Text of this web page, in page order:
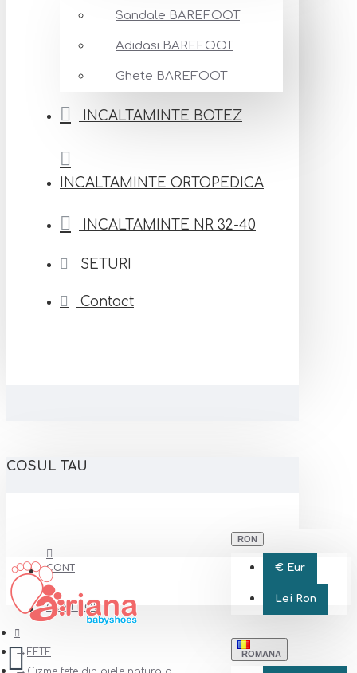
Sandale BAREFOOT
Adidasi BAREFOOT
Ghete BAREFOOT
INCALTAMINTE BOTEZ
INCALTAMINTE ORTOPEDICA
INCALTAMINTE NR 32-40
SETURI
Contact
COSUL TAU
CONT
CONT NOU
RON
€ Eur
Lei Ron
ROMANA
FETE